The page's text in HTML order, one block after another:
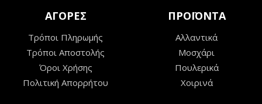
ΑΓΟΡΕΣ
Τρόποι Πληρωμής
Τρόποι Αποστολής
Όροι Χρήσης
Πολιτική Απορρήτου
ΠΡΟΪΟΝΤΑ
Αλλαντικά
Μοσχάρι
Πουλερικά
Χοιρινά